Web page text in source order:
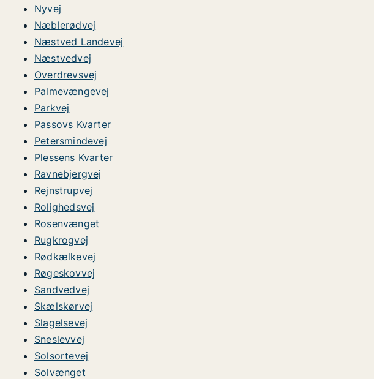
Nyvej
Næblerødvej
Næstved Landevej
Næstvedvej
Overdrevsvej
Palmevængevej
Parkvej
Passovs Kvarter
Petersmindevej
Plessens Kvarter
Ravnebjergvej
Rejnstrupvej
Rolighedsvej
Rosenvænget
Rugkrogvej
Rødkælkevej
Røgeskovvej
Sandvedvej
Skælskørvej
Slagelsevej
Sneslevvej
Solsortevej
Solvænget